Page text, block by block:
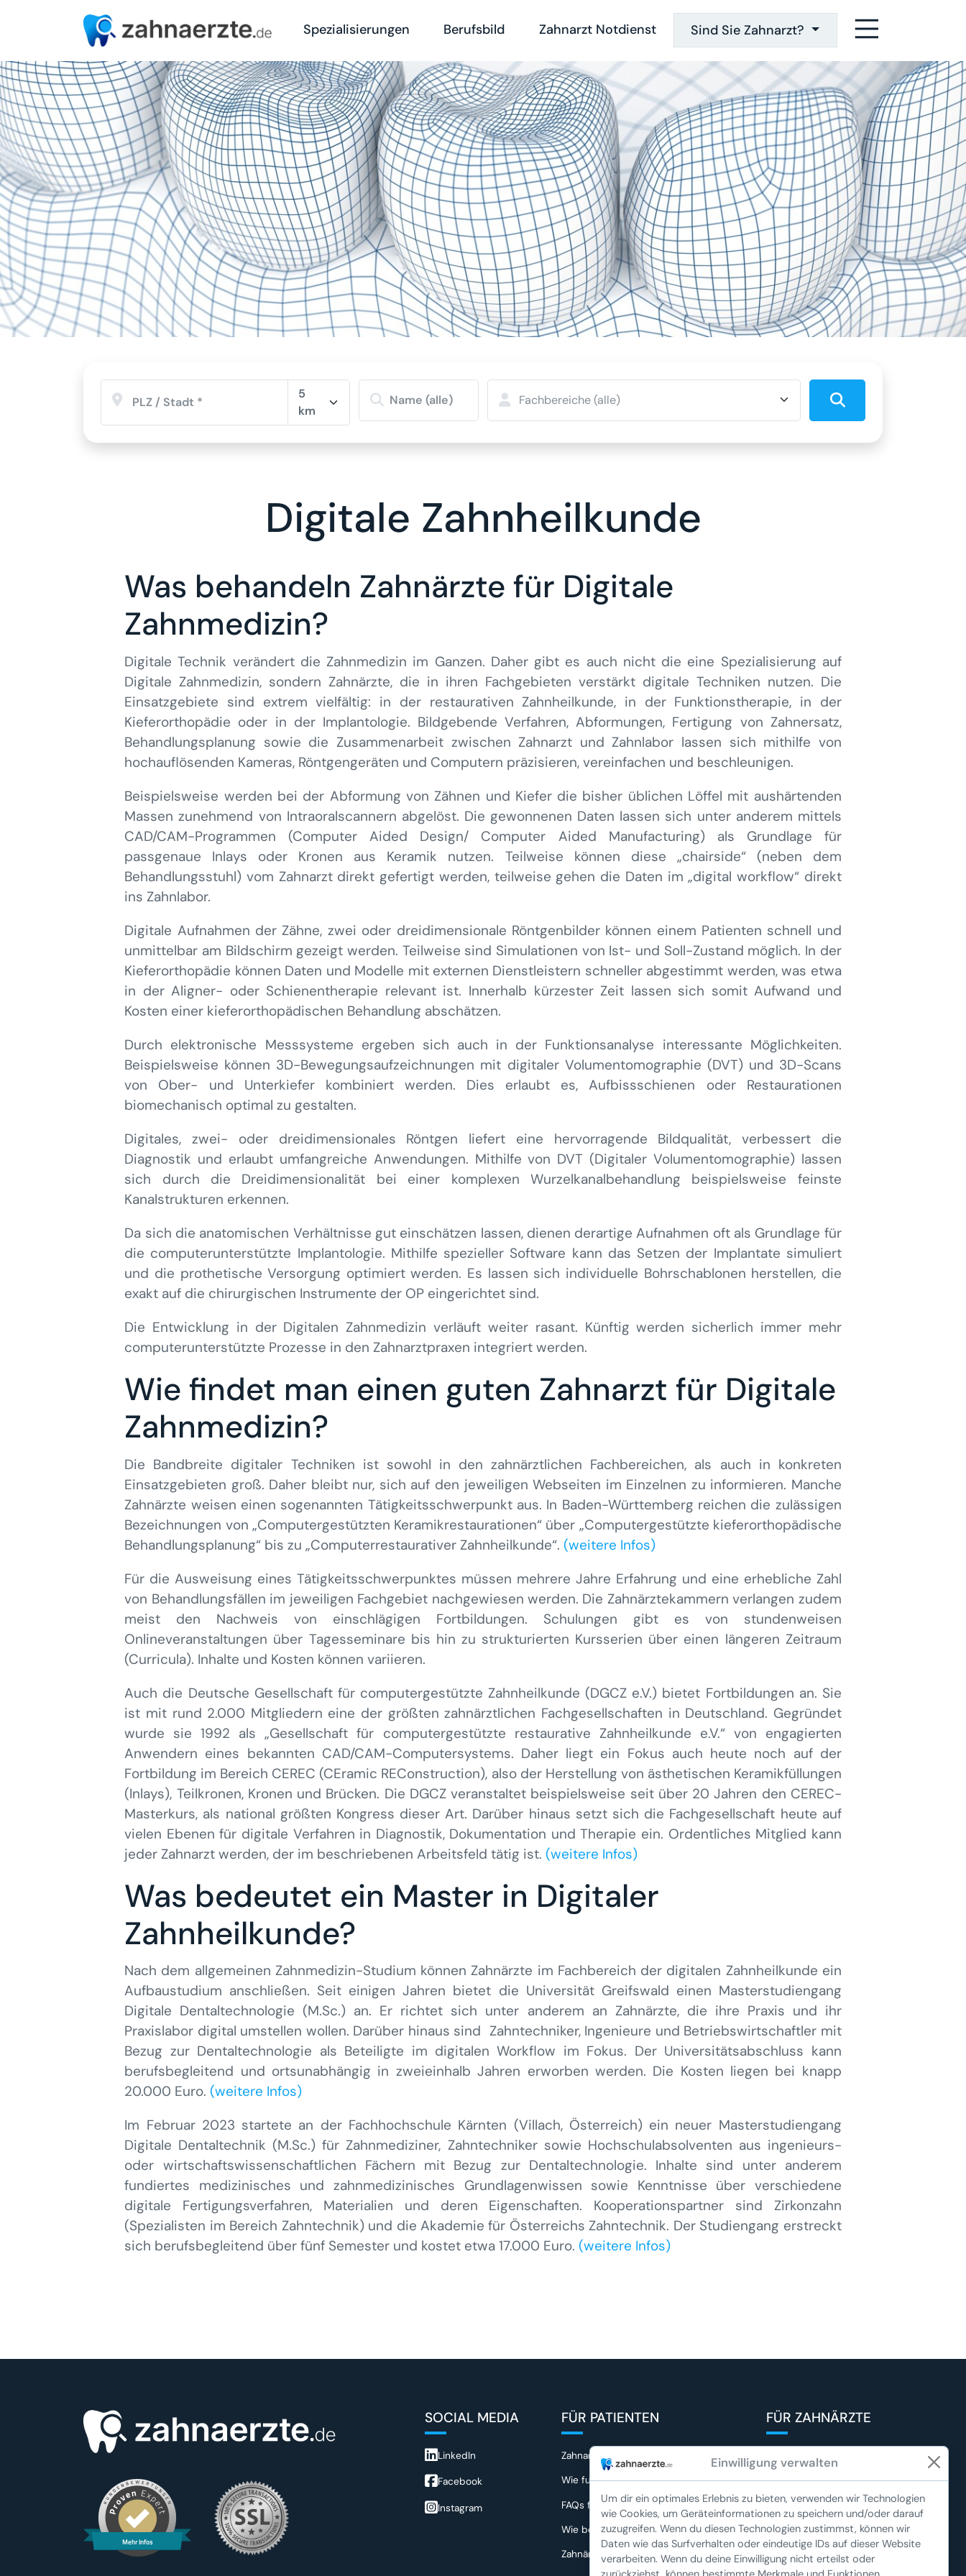
Spezialisierungen Berufsbild Zahnarzt Notdienst Sind Sie Zahnarzt?
Zahnarzt Spezialisten-Suche
Spezialisierungen
Digitale Zahnheilkunde
5
km
Digitale Zahnheilkunde
Was behandeln Zahnärzte für Digitale
Zahnmedizin?
Digitale Technik verändert die Zahnmedizin im Ganzen. Daher gibt es auch nicht die eine Spezialisierung auf
Digitale Zahnmedizin, sondern Zahnärzte, die in ihren Fachgebieten verstärkt digitale Techniken nutzen. Die
Einsatzgebiete sind extrem vielfältig: in der restaurativen Zahnheilkunde, in der Funktionstherapie, in der
Kieferorthopädie oder in der Implantologie. Bildgebende Verfahren, Abformungen, Fertigung von Zahnersatz,
Behandlungsplanung sowie die Zusammenarbeit zwischen Zahnarzt und Zahnlabor lassen sich mithilfe von
hochauflösenden Kameras, Röntgengeräten und Computern präzisieren, vereinfachen und beschleunigen.
Beispielsweise werden bei der Abformung von Zähnen und Kiefer die bisher üblichen Löffel mit aushärtenden
Massen zunehmend von Intraoralscannern abgelöst. Die gewonnenen Daten lassen sich unter anderem mittels
CAD/CAM-Programmen (Computer Aided Design/ Computer Aided Manufacturing) als Grundlage für
passgenaue Inlays oder Kronen aus Keramik nutzen. Teilweise können diese „chairside“ (neben dem
Behandlungsstuhl) vom Zahnarzt direkt gefertigt werden, teilweise gehen die Daten im „digital workflow“ direkt
ins Zahnlabor.
Digitale Aufnahmen der Zähne, zwei oder dreidimensionale Röntgenbilder können einem Patienten schnell und
unmittelbar am Bildschirm gezeigt werden. Teilweise sind Simulationen von Ist- und Soll-Zustand möglich. In der
Kieferorthopädie können Daten und Modelle mit externen Dienstleistern schneller abgestimmt werden, was etwa
in der Aligner- oder Schienentherapie relevant ist. Innerhalb kürzester Zeit lassen sich somit Aufwand und
Kosten einer kieferorthopädischen Behandlung abschätzen.
Durch elektronische Messsysteme ergeben sich auch in der Funktionsanalyse interessante Möglichkeiten.
Beispielsweise können 3D-Bewegungsaufzeichnungen mit digitaler Volumentomographie (DVT) und 3D-Scans
von Ober- und Unterkiefer kombiniert werden. Dies erlaubt es, Aufbissschienen oder Restaurationen
biomechanisch optimal zu gestalten.
Digitales, zwei- oder dreidimensionales Röntgen liefert eine hervorragende Bildqualität, verbessert die
Diagnostik und erlaubt umfangreiche Anwendungen. Mithilfe von DVT (Digitaler Volumentomographie) lassen
sich durch die Dreidimensionalität bei einer komplexen Wurzelkanalbehandlung beispielsweise feinste
Kanalstrukturen erkennen.
Da sich die anatomischen Verhältnisse gut einschätzen lassen, dienen derartige Aufnahmen oft als Grundlage für
die computerunterstützte Implantologie. Mithilfe spezieller Software kann das Setzen der Implantate simuliert
und die prothetische Versorgung optimiert werden. Es lassen sich individuelle Bohrschablonen herstellen, die
exakt auf die chirurgischen Instrumente der OP eingerichtet sind.
Die Entwicklung in der Digitalen Zahnmedizin verläuft weiter rasant. Künftig werden sicherlich immer mehr
computerunterstützte Prozesse in den Zahnarztpraxen integriert werden.
Wie findet man einen guten Zahnarzt für Digitale
Zahnmedizin?
Die Bandbreite digitaler Techniken ist sowohl in den zahnärztlichen Fachbereichen, als auch in konkreten
Einsatzgebieten groß. Daher bleibt nur, sich auf den jeweiligen Webseiten im Einzelnen zu informieren. Manche
Zahnärzte weisen einen sogenannten Tätigkeitsschwerpunkt aus. In Baden-Württemberg reichen die zulässigen
Bezeichnungen von „Computergestützten Keramikrestaurationen“ über „Computergestützte kieferorthopädische
Behandlungsplanung“ bis zu „Computerrestaurativer Zahnheilkunde“. (weitere Infos)
Für die Ausweisung eines Tätigkeitsschwerpunktes müssen mehrere Jahre Erfahrung und eine erhebliche Zahl
von Behandlungsfällen im jeweiligen Fachgebiet nachgewiesen werden. Die Zahnärztekammern verlangen zudem
meist den Nachweis von einschlägigen Fortbildungen. Schulungen gibt es von stundenweisen
Onlineveranstaltungen über Tagesseminare bis hin zu strukturierten Kursserien über einen längeren Zeitraum
(Curricula). Inhalte und Kosten können variieren.
Auch die Deutsche Gesellschaft für computergestützte Zahnheilkunde (DGCZ e.V.) bietet Fortbildungen an. Sie
ist mit rund 2.000 Mitgliedern eine der größten zahnärztlichen Fachgesellschaften in Deutschland. Gegründet
wurde sie 1992 als „Gesellschaft für computergestützte restaurative Zahnheilkunde e.V.“ von engagierten
Anwendern eines bekannten CAD/CAM-Computersystems. Daher liegt ein Fokus auch heute noch auf der
Fortbildung im Bereich CEREC (CEramic REConstruction), also der Herstellung von ästhetischen Keramikfüllungen
(Inlays), Teilkronen, Kronen und Brücken. Die DGCZ veranstaltet beispielsweise seit über 20 Jahren den CEREC-
Masterkurs, als national größten Kongress dieser Art. Darüber hinaus setzt sich die Fachgesellschaft heute auf
vielen Ebenen für digitale Verfahren in Diagnostik, Dokumentation und Therapie ein. Ordentliches Mitglied kann
jeder Zahnarzt werden, der im beschriebenen Arbeitsfeld tätig ist. (weitere Infos)
Was bedeutet ein Master in Digitaler
Zahnheilkunde?
Nach dem allgemeinen Zahnmedizin-Studium können Zahnärzte im Fachbereich der digitalen Zahnheilkunde ein
Aufbaustudium anschließen. Seit einigen Jahren bietet die Universität Greifswald einen Masterstudiengang
Digitale Dentaltechnologie (M.Sc.) an. Er richtet sich unter anderem an Zahnärzte, die ihre Praxis und ihr
Praxislabor digital umstellen wollen. Darüber hinaus sind Zahntechniker, Ingenieure und Betriebswirtschaftler mit
Bezug zur Dentaltechnologie als Beteiligte im digitalen Workflow im Fokus. Der Universitätsabschluss kann
berufsbegleitend und ortsunabhängig in zweieinhalb Jahren erworben werden. Die Kosten liegen bei knapp
20.000 Euro. (weitere Infos)
Im Februar 2023 startete an der Fachhochschule Kärnten (Villach, Österreich) ein neuer Masterstudiengang
Digitale Dentaltechnik (M.Sc.) für Zahnmediziner, Zahntechniker sowie Hochschulabsolventen aus ingenieurs-
oder wirtschaftswissenschaftlichen Fächern mit Bezug zur Dentaltechnologie. Inhalte sind unter anderem
fundiertes medizinisches und zahnmedizinisches Grundlagenwissen sowie Kenntnisse über verschiedene
digitale Fertigungsverfahren, Materialien und deren Eigenschaften. Kooperationspartner sind Zirkonzahn
(Spezialisten im Bereich Zahntechnik) und die Akademie für Österreichs Zahntechnik. Der Studiengang erstreckt
sich berufsbegleitend über fünf Semester und kostet etwa 17.000 Euro. (weitere Infos)
Mehr Infos
SOCIAL MEDIA
LinkedIn
Facebook
Instagram
FÜR PATIENTEN
Zahnarzt Spezialisten finden
Wie funktioniert zahnaerzte.de
FAQs für Patienten
Wie bewerte ich einen Zahnarzt
Zahnärztlicher Notdienst
FÜR ZAHNÄRZTE
FAQs für Zahnärzte
Vorteile für Zahnärzte
Eigenes Profil erstellen
Einwilligung verwalten
Um dir ein optimales Erlebnis zu bieten, verwenden wir Technologien
wie Cookies, um Geräteinformationen zu speichern und/oder darauf
zuzugreifen. Wenn du diesen Technologien zustimmst, können wir
Daten wie das Surfverhalten oder eindeutige IDs auf dieser Website
verarbeiten. Wenn du deine Einwilligung nicht erteilst oder